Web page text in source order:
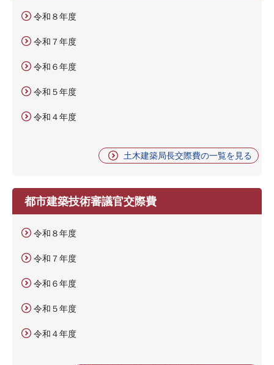
令和８年度
令和７年度
令和６年度
令和５年度
令和４年度
土木建築局長交際費の一覧を見る
都市建築技術審議官交際費
令和８年度
令和７年度
令和６年度
令和５年度
令和４年度